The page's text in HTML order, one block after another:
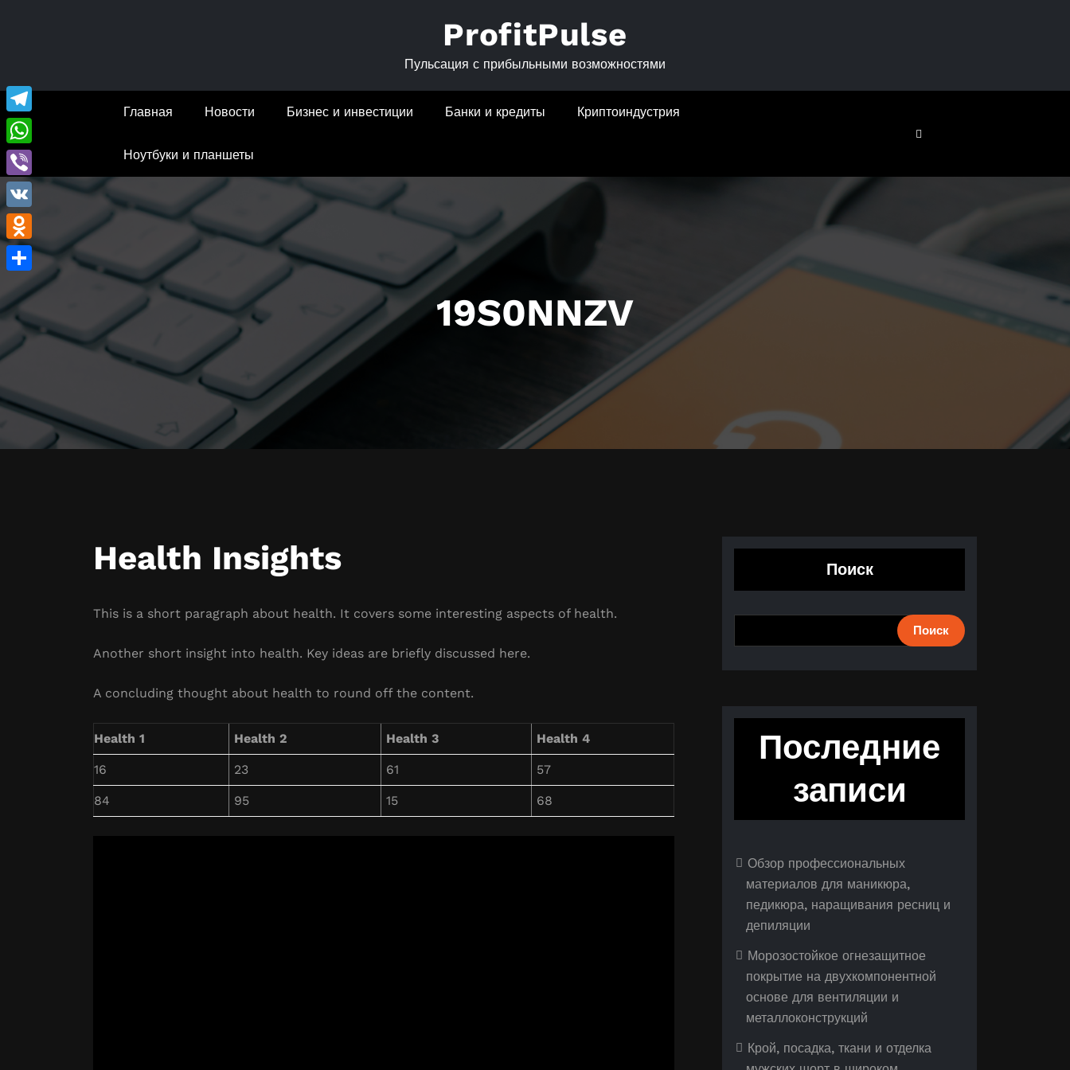
ProfitPulse
Пульсация с прибыльными возможностями
Главная Новости Бизнес и инвестиции Банки и кредиты Криптоиндустрия
Ноутбуки и планшеты
19S0NNZV
Health Insights
This is a short paragraph about health. It covers some interesting aspects of health.
Another short insight into health. Key ideas are briefly discussed here.
A concluding thought about health to round off the content.
Health 1 Health 2 Health 3 Health 4
16 23 61 57
84 95 15 68
Поиск
Поиск
Последние
записи
Обзор профессиональных
материалов для маникюра,
педикюра, наращивания ресниц и
депиляции
Морозостойкое огнезащитное
покрытие на двухкомпонентной
основе для вентиляции и
металлоконструкций
Крой, посадка, ткани и отделка
Telegram
WhatsApp
Viber
VK
Odnoklassniki
Отправить